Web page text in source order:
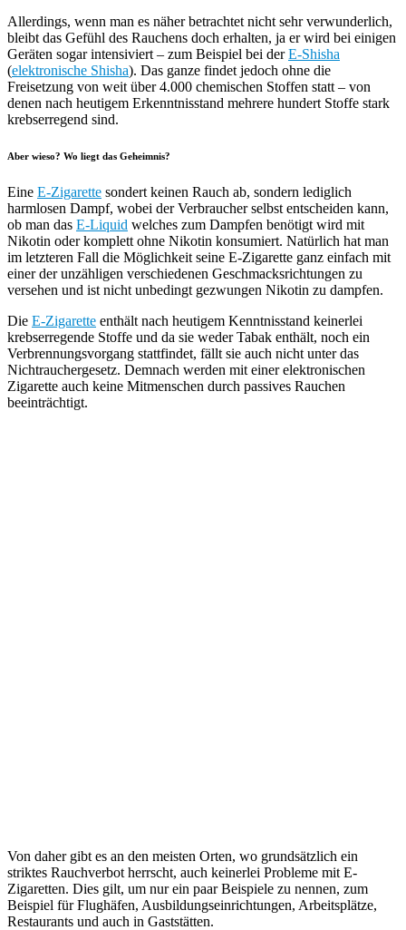
Allerdings, wenn man es näher betrachtet nicht sehr verwunderlich,
bleibt das Gefühl des Rauchens doch erhalten, ja er wird bei einigen
Geräten sogar intensiviert – zum Beispiel bei derE-Shisha
(elektronische Shisha). Das ganze findet jedoch ohne die
Freisetzung von weit über 4.000 chemischen Stoffen statt – von
denen nach heutigem Erkenntnisstand mehrere hundert Stoffe stark
krebserregend sind.
Aber wieso? Wo liegt das Geheimnis?
Eine E-Zigarette sondert keinen Rauch ab, sondern lediglich
harmlosen Dampf, wobei der Verbraucher selbst entscheiden kann,
ob man das E-Liquid welches zum Dampfen benötigt wird mit
Nikotin oder komplett ohne Nikotin konsumiert. Natürlich hat man
im letzteren Fall die Möglichkeit seine E-Zigarette ganz einfach mit
einer der unzähligen verschiedenen Geschmacksrichtungen zu
versehen und ist nicht unbedingt gezwungen Nikotin zu dampfen.
Die E-Zigarette enthält nach heutigem Kenntnisstand keinerlei
krebserregende Stoffe und da sie weder Tabak enthält, noch ein
Verbrennungsvorgang stattfindet, fällt sie auch nicht unter das
Nichtrauchergesetz. Demnach werden mit einer elektronischen
Zigarette auch keine Mitmenschen durch passives Rauchen
beeinträchtigt.
Von daher gibt es an den meisten Orten, wo grundsätzlich ein
striktes Rauchverbot herrscht, auch keinerlei Probleme mit E-
Zigaretten. Dies gilt, um nur ein paar Beispiele zu nennen, zum
Beispiel für Flughäfen, Ausbildungseinrichtungen, Arbeitsplätze,
Restaurants und auch in Gaststätten.